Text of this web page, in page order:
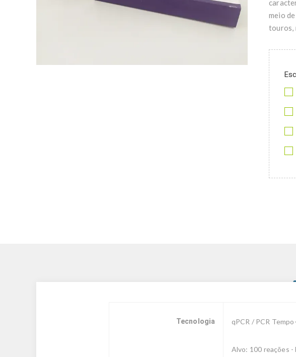
meio
touros,
Tecnologia qPCR / PCR
Alvo: 100 reações -